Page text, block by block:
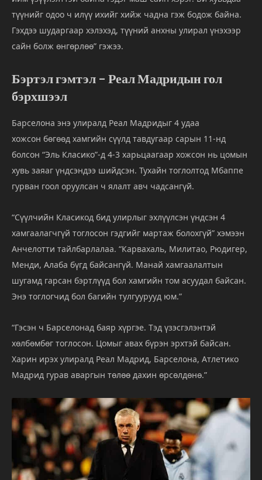
түүнийг одоо ч илүү ихийг хийж чадна гэж бодож байна.
Гэхдээ шударгаар хэлэхэд, түүний анхны улирал үнэхээр
сайн болж өнгөрлөө” гэжээ.
Бэртэлгэмтэл – РеалМадридынгол
бэрхшээл
Барселона энэ улиралд Реал Мадридыг 4 удаа
хожсон бөгөөд хамгийн сүүлд тавдугаар сарын 11-нд
болсон “Эль Класико”-д 4-3 харьцаагаар хожсон нь цомын
хувь заяаг үндсэндээ шийдсэн. Тухайн тоглолтод Мбаппе
гурван гоол оруулсан ч ялалт авч чадсангүй.
“Сүүлчийн Класикод бид улирлыг эхлүүлсэн үндсэн 4
хамгаалагчгүй тоглосон гэдгийг мартаж болохгүй” хэмээн
Анчелотти тайлбарлалаа. “Карвахаль, Милитао, Рюдигер,
Менди, Алаба бүгд байсангүй. Манай хамгаалалтын
шугамд гарсан бэртлүүд бол хамгийн том асуудал байсан.
Энэ тоглогчид бол багийн тулгуурууд юм.”
“Гэсэн ч Барселонад баяр хүргэе. Тэд үзэсгэлэнтэй
хөлбөмбөг тоглосон. Цомыг авах бүрэн эрхтэй байсан.
Харин ирэх улиралд Реал Мадрид, Барселона, Атлетико
Мадрид гурав аваргын төлөө дахин өрсөлдөнө.”